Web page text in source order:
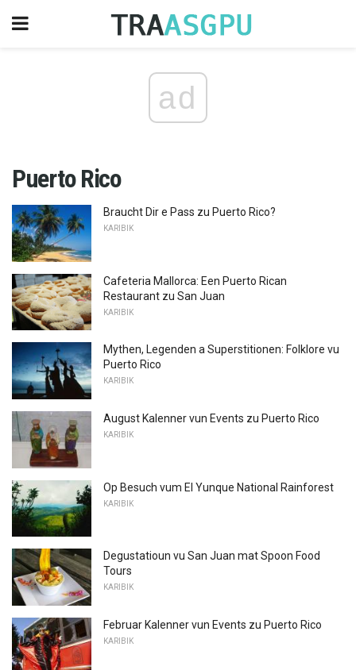
ad
Puerto Rico
Braucht Dir e Pass zu Puerto Rico?
KARIBIK
Cafeteria Mallorca: Een Puerto Rican
Restaurant zu San Juan
KARIBIK
Mythen, Legenden a Superstitionen: Folklore vu
Puerto Rico
KARIBIK
August Kalenner vun Events zu Puerto Rico
KARIBIK
Op Besuch vum El Yunque National Rainforest
KARIBIK
Degustatioun vu San Juan mat Spoon Food
Tours
KARIBIK
Februar Kalenner vun Events zu Puerto Rico
KARIBIK